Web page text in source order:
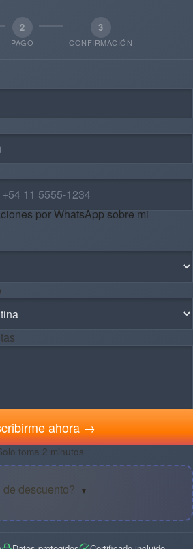
2
PAGO
3
CONFIRMACIÓN
por WhatsApp sobre mi
ahora →
toma 2 minutos
descuento? ▼